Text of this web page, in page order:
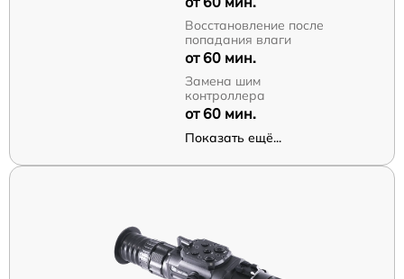
Восстановление после
попадания влаги
от 60 мин.
Замена шим
контроллера
от 60 мин.
Показать ещё...